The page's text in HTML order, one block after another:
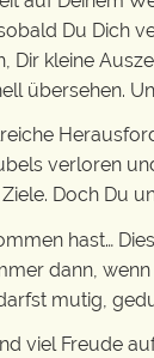
Du Dich
Dir kleine
übersehen.
verloren
Doch Du
hast…
dann,
mutig,
viel Freude